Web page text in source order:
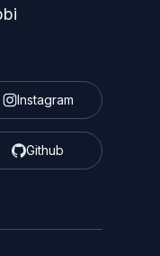
Instagram
Github